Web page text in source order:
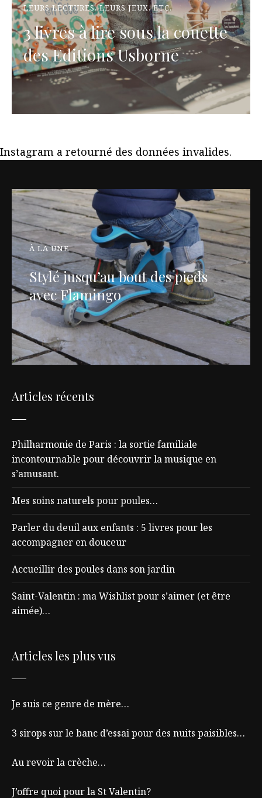
LEURS LECTURES, LEURS JEUX, ETC.
3 livres à lire sous la couette
des Editions Usborne
Instagram a retourné des données invalides.
À LA UNE
Stylé jusqu’au bout des pieds
avec Flamingo
Articles récents
Philharmonie de Paris : la sortie familiale
incontournable pour découvrir la musique en
s’amusant.
Mes soins naturels pour poules…
Parler du deuil aux enfants : 5 livres pour les
accompagner en douceur
Accueillir des poules dans son jardin
Saint-Valentin : ma Wishlist pour s’aimer (et être
aimée)…
Articles les plus vus
Je suis ce genre de mère…
3 sirops sur le banc d’essai pour des nuits paisibles…
Au revoir la crèche…
J’offre quoi pour la St Valentin?